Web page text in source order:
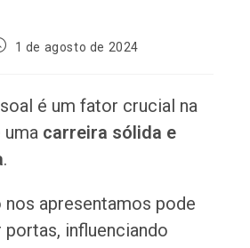
1 de agosto de 2024
é um fator crucial na
carreira sólida e
.
apresentamos pode
influenciando